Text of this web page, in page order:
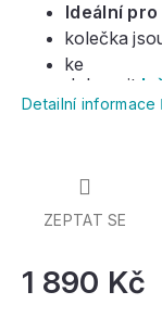
1 890 Kč
Ideální
kolečka
ke
dokoupit
Detailní informace
ZEPTAT SE